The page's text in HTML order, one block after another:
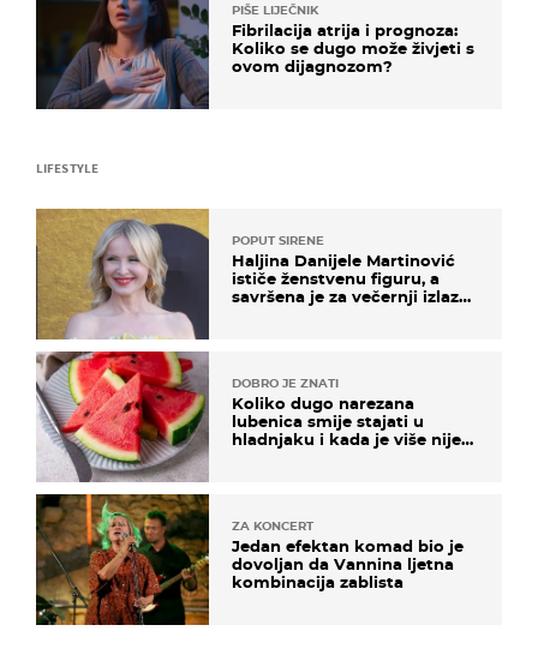
PIŠE LIJEČNIK
Fibrilacija atrija i prognoza:
Koliko se dugo može živjeti s
ovom dijagnozom?
LIFESTYLE
POPUT SIRENE
Haljina Danijele Martinović
ističe ženstvenu figuru, a
savršena je za večernji izlazak
DOBRO JE ZNATI
Koliko dugo narezana
lubenica smije stajati u
hladnjaku i kada je više nije
ZA KONCERT
Jedan efektan komad bio je
dovoljan da Vannina ljetna
kombinacija zablista